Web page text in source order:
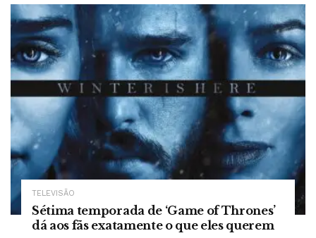
TELEVISÃO
Sétima temporada de ‘Game of Thrones’
dá aos fãs exatamente o que eles querem